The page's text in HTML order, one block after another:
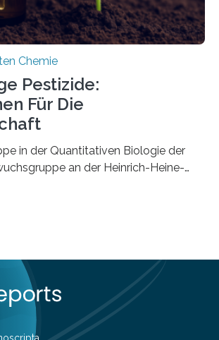
Chemie
Pestizide:
Für Die
in der Quantitativen Biologie der
an der Heinrich-Heine-
wie Bakterien auf
Bundesministerium für Forschung,
Raumfahrt (BMFTR) fördert das
der Nationalen
mit rund 2,7 Millionen Euro.
wichtig, um die globale